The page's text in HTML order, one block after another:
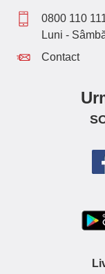
0800 110
Luni -
Contact